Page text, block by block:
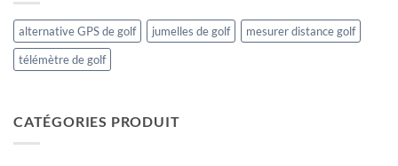
alternative GPS de golf jumelles de golf
mesurer distance golf
télémètre de golf
CATÉGORIES PRODUIT